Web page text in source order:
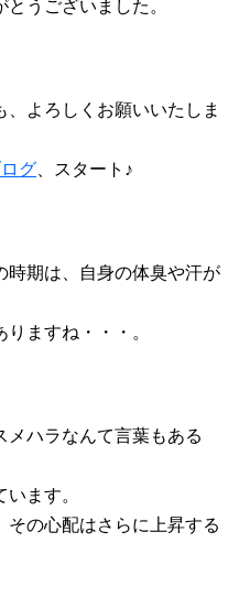
うございました。
よろしくお願いいたしま
グ 、スタート♪
時期は、自身の体臭や汗が
ますね・・・。
メハラなんて言葉もある
ます。
の心配はさらに上昇する